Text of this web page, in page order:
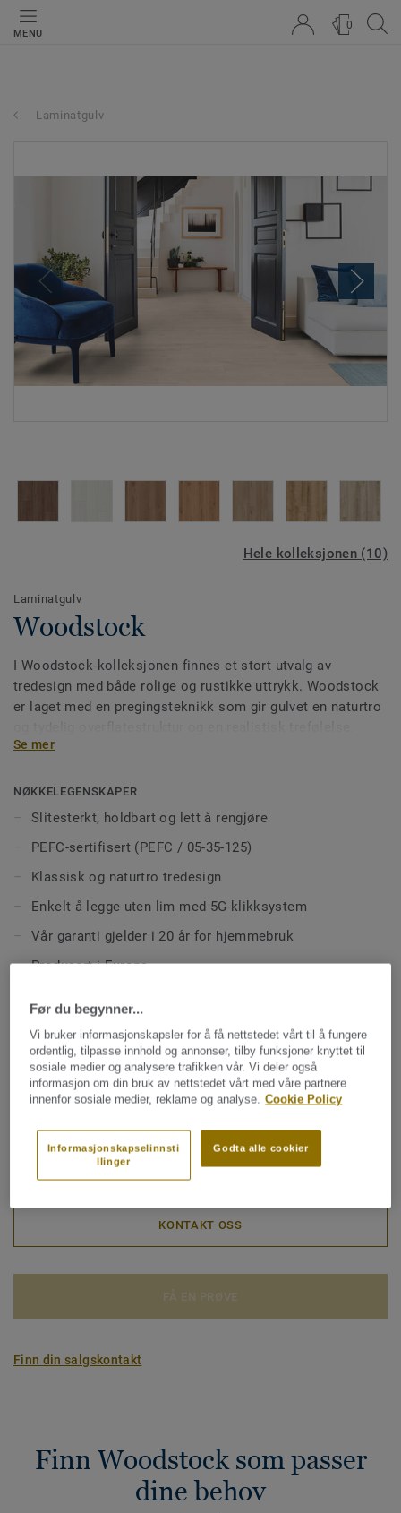
MENU
0
Laminatgulv
Hele kolleksjonen (10)
Laminatgulv
Woodstock
I Woodstock-kolleksjonen finnes et stort utvalg av
tredesign med både rolige og rustikke uttrykk. Woodstock
er laget med en pregingsteknikk som gir gulvet en naturtro
Gulvene legges både raskt og enkelt takket være det
Se mer
NØKKELEGENSKAPER
Slitesterkt, holdbart og lett å rengjøre
PEFC-sertifisert (PEFC / 05-35-125)
Klassisk og naturtro tredesign
Enkelt å legge uten lim med 5G-klikksystem
Vår garanti gjelder i 20 år for hjemmebruk
Produsert i Europa
TEKNISKE OG MILJØSPESIFIKASJONER
Klassifisering for bomiljø:23 Høy
Produkttype:Laminatgulv
Klassifisering for kommersielt miljø:32 Moderat
Densitet:800 kg/m³
Total tykkelse:8 mm
KONTAKT OSS
Finn din salgskontakt
Finn Woodstock som passer
dine behov
Før du begynner...
Vi bruker informasjonskapsler for å få nettstedet vårt til å fungere
ordentlig, tilpasse innhold og annonser, tilby funksjoner knyttet til
sosiale medier og analysere trafikken vår. Vi deler også
informasjon om din bruk av nettstedet vårt med våre partnere
innenfor sosiale medier, reklame og analyse. Cookie Policy
Godta alle cookier
Informasjonskapselinnsti
llinger